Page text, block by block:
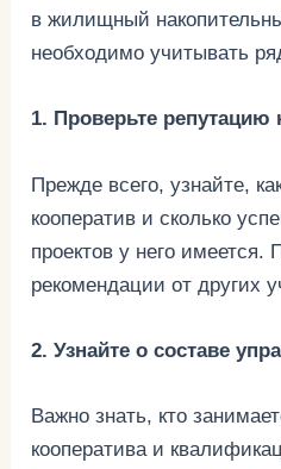
в жилищный
необходимо учитывать
1. Проверьте репутацию
Прежде всего, узнайте,
кооператив и сколько
проектов у него
рекомендации от других
2. Узнайте о составе
Важно знать, кто
кооператива и